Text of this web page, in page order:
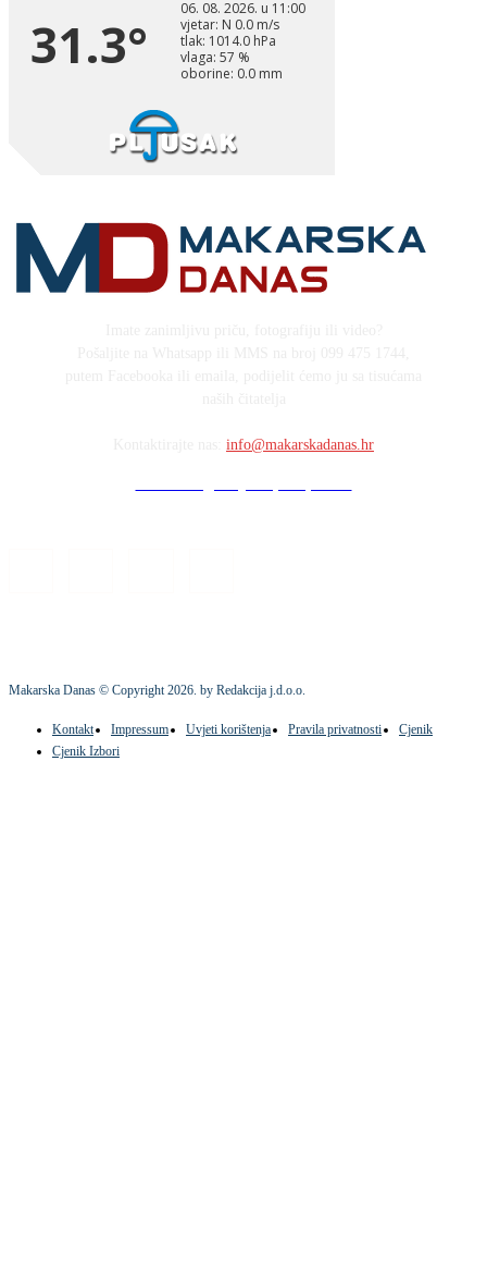
info@makarskadanas.hr
Makarska Danas © Copyright2026. by Redakcija j.d.o.o.
Kontakt Impressum Uvjeti korištenja Pravila privatnosti
Cjenik
Cjenik Izbori